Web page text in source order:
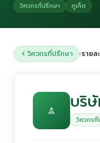
วิศวกรที่ปรึกษา ภูเก็ต
วิศวกรที่ปรึกษา ›รายล
บริษั
วิศวกรที่